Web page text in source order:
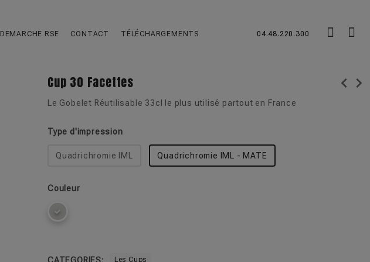
DEMARCHE RSE CONTACT TÉLÉCHARGEMENTS 04.48.220.300
Cup 30 Facettes chevron_left chevron_right
Le Gobelet Réutilisable 33cl le plus utilisé partout en France
Type d'impression
Quadrichromie IML Quadrichromie IML - MATE
Couleur
Les Cups